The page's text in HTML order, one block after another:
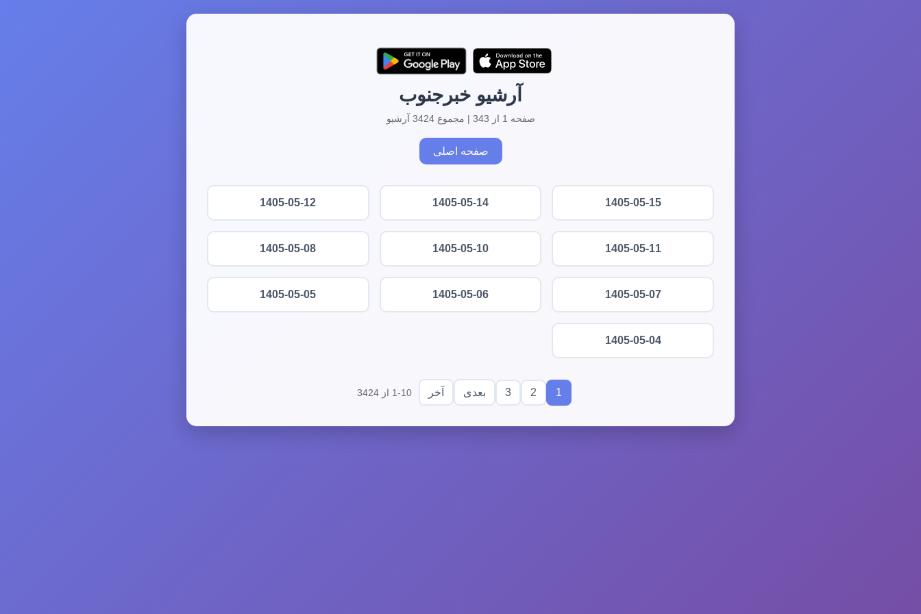
آرشیو خبرجنوب
صفحه 1 از 343 | مجموع 3424 آرشیو
صفحه اصلی
1405-05-15
1405-05-14
1405-05-12
1405-05-11
1405-05-10
1405-05-08
1405-05-07
1405-05-06
1405-05-05
1405-05-04
1
2
3 بعدی آخر 1-10 از 3424